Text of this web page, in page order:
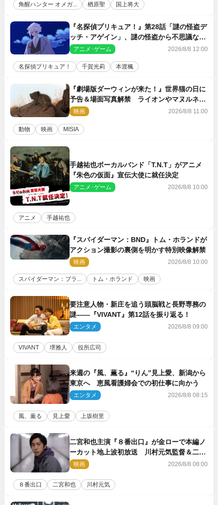
角醒ハンター オメガ... 楢原聖 国上将大
『名探偵プリキュア！』第28話「謎の怪盗デ
ッチ・アゲイン」、謎の怪盗から不思議な予
告状が届く
アニメ･ゲーム 2026/8/8 12:00
名探偵プリキュア！ 千賀光莉 本渡楓
『劇場版ダーウィンが来た！』世界猫の日に
予告＆場面写真解禁 ライオンやマヌルネコ
の赤ちゃんが大集合
映画 2026/8/8 11:00
動物 映画 MISIA
手越祐也ボーカルバンド「T.N.T」がアニメ
『朱色の仮面』宣伝大使に就任決定
アニメ･ゲーム 2026/8/8 10:00
アニメ 手越祐也
『スパイダーマン：BND』トム・ホランドが
アクション撮影の裏側を明かす特別映像解禁
映画 2026/8/8 10:00
スパイダーマン：ブラ... トム・ホランド 映画
要注意人物・新庄を追う頭脳戦と長野専務の
謎――『VIVANT』第12話を振り返る！
エンタメ 2026/8/8 09:00
VIVANT 堺雅人 役所広司
来週の『風、薫る』“りん”見上愛、新潟から
東京へ 恵風看護婦会での初仕事に向かう
エンタメ 2026/8/8 08:15
風、薫る 見上愛 上坂樹里
二宮和也主演『８番出口』が金ローで本編ノ
ーカット地上波初放送 川村元気監督＆二宮
コメント到着
映画 2026/8/8 08:00
８番出口 二宮和也 川村元気